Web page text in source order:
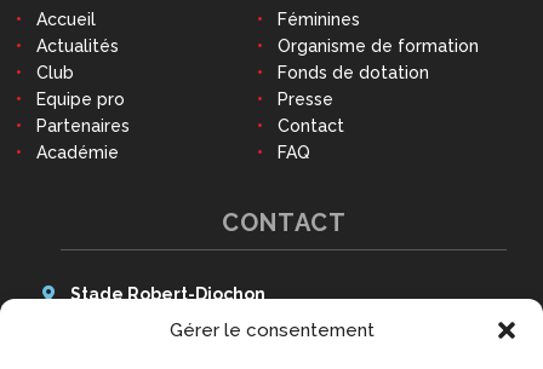
Gérer le consentement
CONTACT
Stade Robert-Diochon
48 Avenue des Canadiens
Accueil
Actualités
Club
Equipe pro
Partenaires
Académie
Féminines
Organisme de formation
Fonds de dotation
Presse
Contact
FAQ